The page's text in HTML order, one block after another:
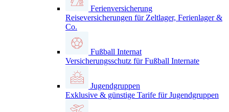
Ferienversicherung
Reiseversicherungen für Zeltlager, Ferienlager &
Co.
Fußball Internat
Versicherungsschutz für Fußball Internate
Jugendgruppen
Exklusive & günstige Tarife für Jugendgruppen